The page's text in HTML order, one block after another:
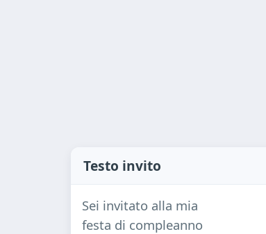
Testo invito
Sei invitato alla mia
festa di compleanno